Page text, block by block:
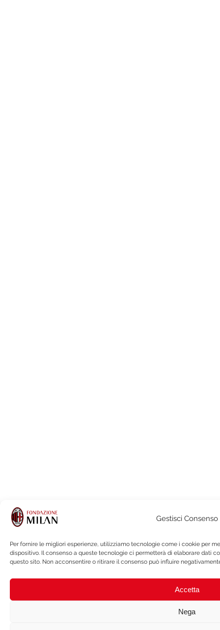
Gestisci Consenso
Per fornire le migliori esperienze, utilizziamo tecnologie come i cookie per
dispositivo. Il consenso a queste tecnologie ci permetterà di elaborare dati
questo sito. Non acconsentire o ritirare il consenso può influire
Accetta
Nega